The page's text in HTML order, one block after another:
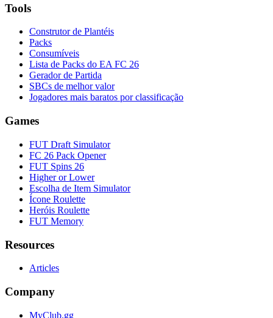
Tools
Construtor de Plantéis
Packs
Consumíveis
Lista de Packs do EA FC 26
Gerador de Partida
SBCs de melhor valor
Jogadores mais baratos por classificação
Games
FUT Draft Simulator
FC 26 Pack Opener
FUT Spins 26
Higher or Lower
Escolha de Item Simulator
Ícone Roulette
Heróis Roulette
FUT Memory
Resources
Articles
Company
MyClub.gg